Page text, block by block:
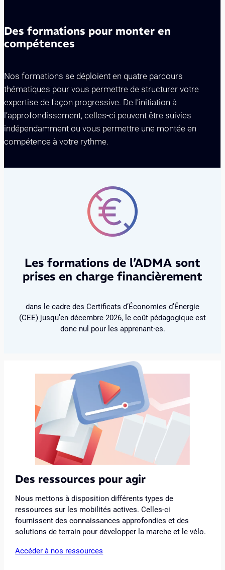
Des formations pour monter en
compétences
Nos formations se déploient en quatre parcours
thématiques pour vous permettre de structurer votre
expertise de façon progressive. De l’initiation à
l’approfondissement, celles-ci peuvent être suivies
indépendamment ou vous permettre une montée en
compétence à votre rythme.
Les formations de l’ADMA sont
prises en charge financièrement
dans le cadre des Certificats d’Économies d’Énergie
(CEE) jusqu’en décembre 2026, le coût pédagogique est
donc nul pour les apprenant·es.
Des ressources pour agir
Nous mettons à disposition différents types de
ressources sur les mobilités actives. Celles-ci
fournissent des connaissances approfondies et des
solutions de terrain pour développer la marche et le vélo.
Accéder à nos ressources